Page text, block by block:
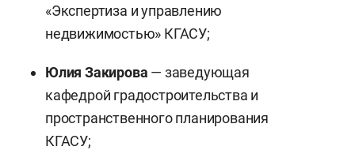
«Экспертиза и управлению
недвижимостью» КГАСУ;
Юлия Закирова — заведующая
кафедрой градостроительства и
пространственного планирования
КГАСУ;